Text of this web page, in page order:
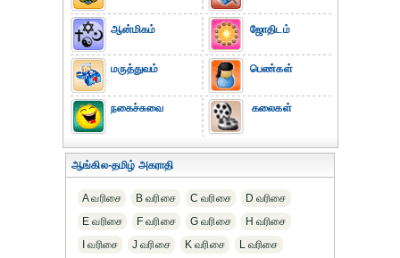
ஆன்மிகம்
மருத்துவம்
நகைச்சுவை
ஜோதிடம்
பெண்கள்
கலைகள்
ஆங்கில-தமிழ் அகராதி
A வரிசை B வரிசை C வரிசை
D வரிசை
E வரிசை
F வரிசை G வரிசை
H வரிசை
I வரிசை
J வரிசை K வரிசை L வரிசை